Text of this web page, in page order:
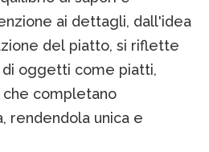
ai dettagli, dall'idea
del piatto, si riflette
oggetti come piatti,
completano
rendendola unica e